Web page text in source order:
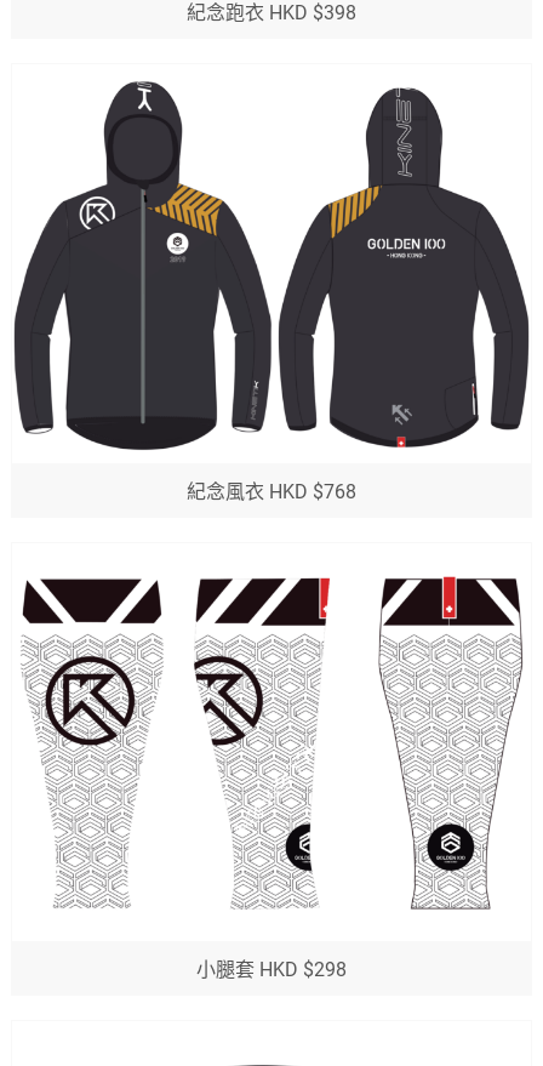
紀念跑衣 HKD $398
紀念風衣 HKD $768
小腿套 HKD $298